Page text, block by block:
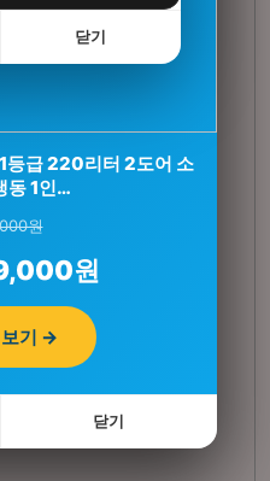
닫기
산균 100억 보장 고함
슐형 3…
원
원
기 →
닫기
등급 220리터 2도어 소
동 1인…
원
원
기 →
닫기